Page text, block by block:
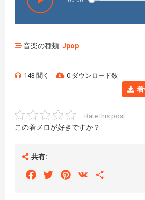
音楽の種類: Jpop
143 聞く 0 ダウンロード数
Rate this post
この着メロが好きですか？
共有:
FacebookTwitterPinterest
VK